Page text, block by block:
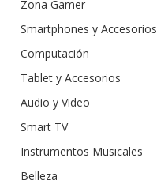
Zona Gamer
Smartphones y Accesorios
Computación
Tablet y Accesorios
Audio y Video
Smart TV
Instrumentos Musicales
Belleza